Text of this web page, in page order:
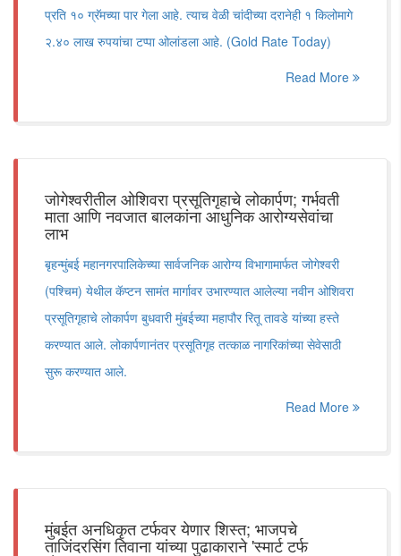
प्रति १० ग्रॅमच्या पार गेला आहे. त्याच वेळी चांदीच्या दरानेही १ किलोमागे
२.४० लाख रुपयांचा टप्पा ओलांडला आहे. (Gold Rate Today)
Read More
जोगेश्वरीतील ओशिवरा प्रसूतिगृहाचे लोकार्पण; गर्भवती
माता आणि नवजात बालकांना आधुनिक आरोग्यसेवांचा
लाभ
बृहन्मुंबई महानगरपालिकेच्या सार्वजनिक आरोग्य विभागामार्फत जोगेश्वरी
(पश्चिम) येथील कॅप्टन सामंत मार्गावर उभारण्यात आलेल्या नवीन ओशिवरा
प्रसूतिगृहाचे लोकार्पण बुधवारी मुंबईच्या महापौर रितू तावडे यांच्या हस्ते
करण्यात आले. लोकार्पणानंतर प्रसूतिगृह तत्काळ नागरिकांच्या सेवेसाठी
सुरू करण्यात आले.
Read More
मुंबईत अनधिकृत टर्फवर येणार शिस्त; भाजपचे
ताजिंदरसिंग तिवाना यांच्या पुढाकाराने 'स्मार्ट टर्फ